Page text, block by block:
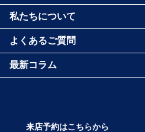
私たちについて
よくあるご質問
最新コラム
来店予約はこちらから